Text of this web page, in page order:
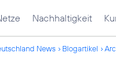
Nachhaltigkeit
News Blogartikel